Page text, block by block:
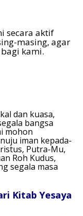
secara aktif
masing, agar
kami.
dan kuasa,
bangsa
mohon
iman kepada-
Putra-Mu,
Roh Kudus,
segala masa
Kitab Yesaya